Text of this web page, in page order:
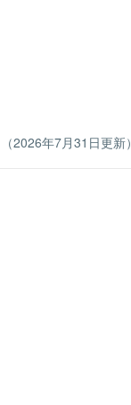
2026年7月31日更新）